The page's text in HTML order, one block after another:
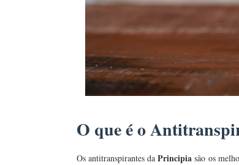
O que é o
Os antitranspirantes daPrincipiasão os